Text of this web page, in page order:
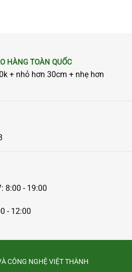
HÀNG TOÀN QUỐC
+ nhỏ hơn 30cm + nhẹ hơn
8:00 - 19:00
- 12:00
CÔNG NGHỆ VIỆT THÀNH